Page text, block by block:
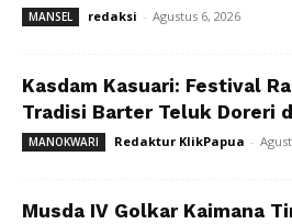
MANSEL redaksi - Agustus 6, 2026
Kasdam Kasuari: Festival
Tradisi Barter Teluk Doreri
MANOKWARI Redaktur KlikPapua -
Musda IV Golkar Kaimana